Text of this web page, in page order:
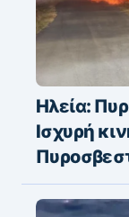
Ηλεία:
Ισχυρή